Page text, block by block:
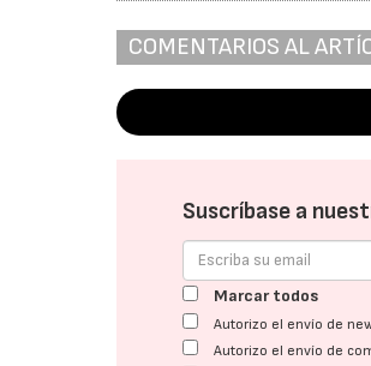
COMENTARIOS AL
Suscríbase a
Marcar todos
Autorizo el envío de
Autorizo el envío de